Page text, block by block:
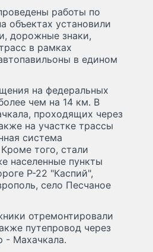
работы по
объектах установили
дорожные знаки,
в рамках
в едином
на федеральных
чем на 14 км. В
проходящих через
на участке трассы
система
того, стали
населенные пункты
Р-22 "Каспий",
село Песчаное
отремонтировали
путепровод через
- Махачкала.